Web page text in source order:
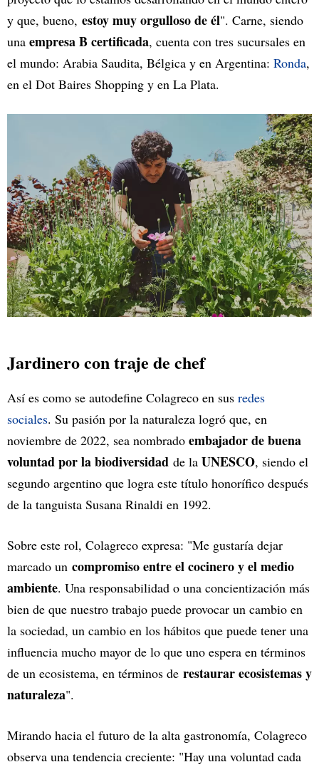
y que, bueno, estoy muy orgulloso de él". Carne, siendo
una empresa B certificada, cuenta con tres sucursales en
el mundo: Arabia Saudita, Bélgica y en Argentina: Ronda,
en el Dot Baires Shopping y en La Plata.
Jardinero con traje de chef
Así es como se autodefine Colagreco en sus redes
sociales. Su pasión por la naturaleza logró que, en
noviembre de 2022, sea nombrado embajador de buena
voluntad por la biodiversidad de la UNESCO, siendo el
segundo argentino que logra este título honorífico después
de la tanguista Susana Rinaldi en 1992.
Sobre este rol, Colagreco expresa: "Me gustaría dejar
marcado un compromiso entre el cocinero y el medio
ambiente. Una responsabilidad o una concientización más
bien de que nuestro trabajo puede provocar un cambio en
la sociedad, un cambio en los hábitos que puede tener una
influencia mucho mayor de lo que uno espera en términos
de un ecosistema, en términos de restaurar ecosistemas y
naturaleza".
Mirando hacia el futuro de la alta gastronomía, Colagreco
observa una tendencia creciente: "Hay una voluntad cada